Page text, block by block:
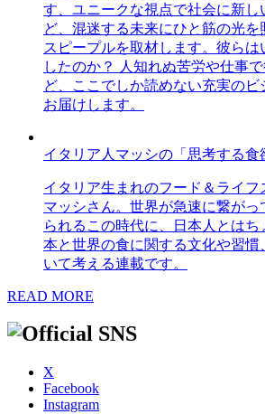
す、ユニークな視点で社会に新し
ど、混迷する未来にひと筋の光
スピープルを取材します。彼らは
したのか？ 人知れぬ苦労や仕事
ど、ここでしか読めない充実の
お届けします。
イタリア人マッシの「思考する食
イタリア生まれのフード＆ライフ
マッシさん。世界が急速に繋がっ
られるこの時代に、日本人とはち
本と世界の食に関する文化や習慣
いて考える連載です。
READ MORE
X
Facebook
Instagram